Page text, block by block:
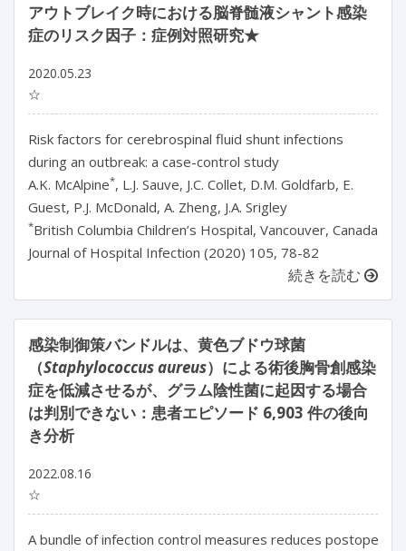
アウトブレイク時における脳脊髄液シャント感染
症のリスク因子：症例対照研究★
2020.05.23
☆
Risk factors for cerebrospinal fluid shunt infections
during an outbreak: a case-control study
A.K. McAlpine*, L.J. Sauve, J.C. Collet, D.M. Goldfarb, E.
Guest, P.J. McDonald, A. Zheng, J.A. Srigley
*British Columbia Children’s Hospital, Vancouver, Canada
Journal of Hospital Infection (2020) 105, 78-82
続きを読む
感染制御策バンドルは、黄色ブドウ球菌
（Staphylococcus aureus）による術後胸骨創感染
症を低減させるが、グラム陰性菌に起因する場合
は判別できない：患者エピソード 6,903 件の後向
き分析
2022.08.16
☆
A bundle of infection control measures reduces